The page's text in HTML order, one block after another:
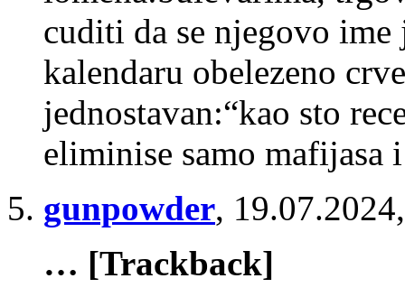
cuditi da se njegovo ime
kalendaru obelezeno
jednostavan:“kao sto
eliminise samo mafijasa
gunpowder,
… [Trackback]